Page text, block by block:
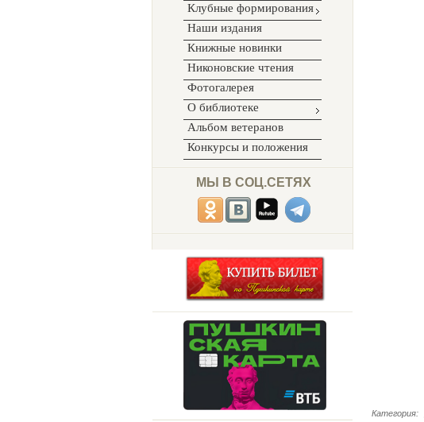
Клубные формирования
Наши издания
Книжные новинки
Никоновские чтения
Фотогалерея
О библиотеке
Альбом ветеранов
Конкурсы и положения
МЫ В СОЦ.СЕТЯХ
Категория: